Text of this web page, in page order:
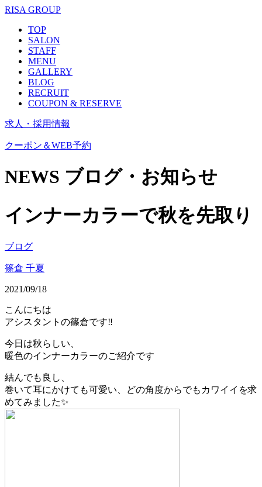
RISA GROUP
TOP
SALON
STAFF
MENU
GALLERY
BLOG
RECRUIT
COUPON & RESERVE
求人・採用情報
クーポン＆WEB予約
NEWS ブログ・お知らせ
インナーカラーで秋を先取り
ブログ
篠倉 千夏
2021/09/18
こんにちは
アシスタントの篠倉です‼️
今日は秋らしい、
暖色のインナーカラーのご紹介です
結んでも良し、
巻いて耳にかけても可愛い、どの角度からでもカワイイを求
めてみました✨